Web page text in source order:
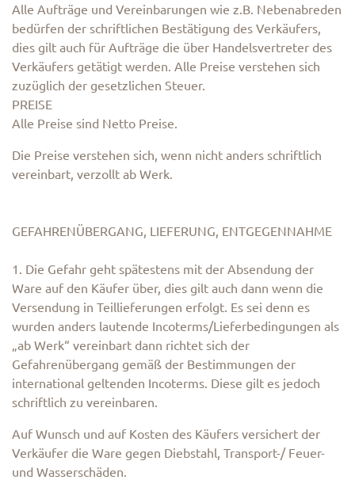
Alle Aufträge und Vereinbarungen wie z.B. Nebenabreden
bedürfen der schriftlichen Bestätigung des Verkäufers,
dies gilt auch für Aufträge die über Handelsvertreter des
Verkäufers getätigt werden. Alle Preise verstehen sich
zuzüglich der gesetzlichen Steuer.
PREISE
Alle Preise sind Netto Preise.
Die Preise verstehen sich, wenn nicht anders schriftlich
vereinbart, verzollt ab Werk.
GEFAHRENÜBERGANG, LIEFERUNG, ENTGEGENNAHME
1. Die Gefahr geht spätestens mit der Absendung der
Ware auf den Käufer über, dies gilt auch dann wenn die
Versendung in Teillieferungen erfolgt. Es sei denn es
wurden anders lautende Incoterms/Lieferbedingungen als
„ab Werk“ vereinbart dann richtet sich der
Gefahrenübergang gemäß der Bestimmungen der
international geltenden Incoterms. Diese gilt es jedoch
schriftlich zu vereinbaren.
Auf Wunsch und auf Kosten des Käufers versichert der
Verkäufer die Ware gegen Diebstahl, Transport-/ Feuer-
und Wasserschäden.